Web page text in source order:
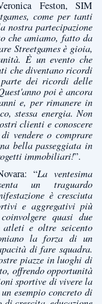
Feston, SIM
come per tanti
nostra partecipazione
che amiamo, fatto da
Streetgames è gioia,
È un evento che
che diventano ricordi
dei ricordi delle
poi è ancora
e, per rimanere in
stessa energia. Non
clienti e conoscere
vendere o comprare
bella passeggiata in
immobiliari!”.
“La ventesima
un traguardo
è cresciuta
e aggregativi più
quasi due
e oltre seicento
la forza di un
di fare squadra.
piazze in luoghi di
offrendo opportunità
sportive di vivere la
esempio concreto di